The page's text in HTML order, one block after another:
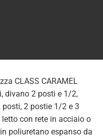
CLASS CARAMEL
divano 2 posti e 1/2,
2 postie 1/2 e 3
con rete in acciaio o
poliuretano espanso da